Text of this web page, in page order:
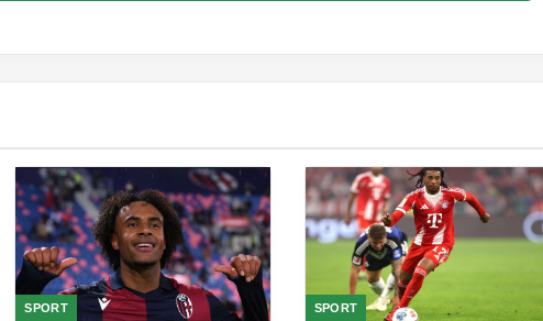
SPORT SPORT